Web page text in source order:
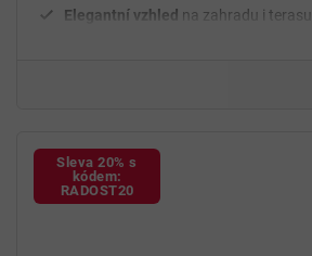
Elegantní vzhled na zahradu i terasu
Sleva 20% s
kódem:
RADOST20